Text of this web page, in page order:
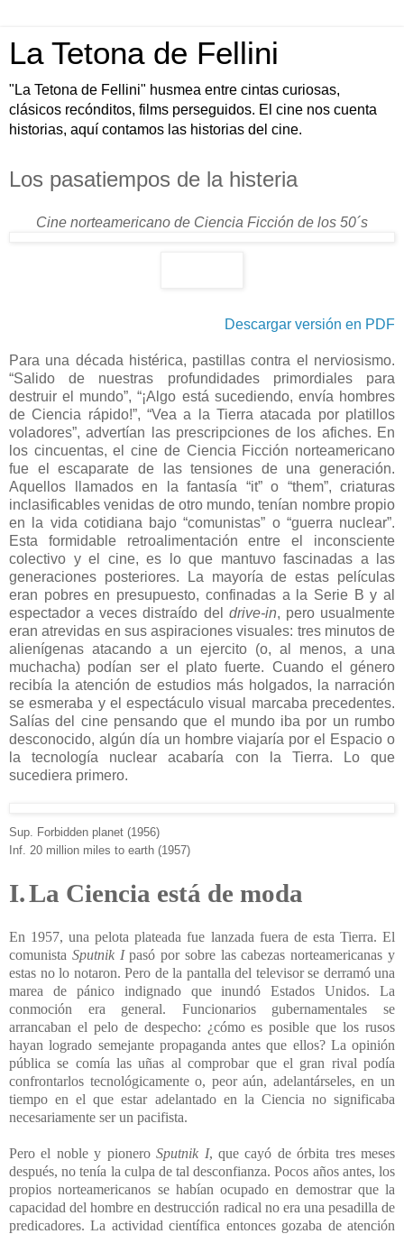
La Tetona de Fellini
"La Tetona de Fellini" husmea entre cintas curiosas,
clásicos recónditos, films perseguidos. El cine nos cuenta
historias, aquí contamos las historias del cine.
Los pasatiempos de la histeria
Cine norteamericano de Ciencia Ficción de los 50´s
Descargar versión en PDF
Para una década histérica, pastillas contra el nerviosismo.
“Salido de nuestras profundidades primordiales para
destruir el mundo”, “¡Algo está sucediendo, envía hombres
de Ciencia rápido!”, “Vea a la Tierra atacada por platillos
voladores”, advertían las prescripciones de los afiches. En
los cincuentas, el cine de Ciencia Ficción norteamericano
fue el escaparate de las tensiones de una generación.
Aquellos llamados en la fantasía “it” o “them”, criaturas
inclasificables venidas de otro mundo, tenían nombre propio
en la vida cotidiana bajo “comunistas” o “guerra nuclear”.
Esta formidable retroalimentación entre el inconsciente
colectivo y el cine, es lo que mantuvo fascinadas a las
generaciones posteriores. La mayoría de estas películas
eran pobres en presupuesto, confinadas a la Serie B y al
espectador a veces distraído del drive-in, pero usualmente
eran atrevidas en sus aspiraciones visuales: tres minutos de
alienígenas atacando a un ejercito (o, al menos, a una
muchacha) podían ser el plato fuerte. Cuando el género
recibía la atención de estudios más holgados, la narración
se esmeraba y el espectáculo visual marcaba precedentes.
Salías del cine pensando que el mundo iba por un rumbo
desconocido, algún día un hombre viajaría por el Espacio o
la tecnología nuclear acabaría con la Tierra. Lo que
sucediera primero.
Sup. Forbidden planet (1956)
Inf. 20 million miles to earth (1957)
I.La Ciencia está de moda
En 1957, una pelota plateada fue lanzada fuera de esta Tierra. El
comunista Sputnik Ipasó por sobre las cabezas norteamericanas y
estas no lo notaron. Pero de la pantalla del televisor se derramó una
marea de pánico indignado que inundó Estados Unidos. La
conmoción era general. Funcionarios gubernamentales se
arrancaban el pelo de despecho: ¿cómo es posible que los rusos
hayan logrado semejante propaganda antes que ellos? La opinión
pública se comía las uñas al comprobar que el gran rival podía
confrontarlos tecnológicamente o, peor aún, adelantárseles, en un
tiempo en el que estar adelantado en la Ciencia no significaba
necesariamente ser un pacifista.
Pero el noble y pioneroSputnik I, que cayó de órbita tres meses
después, no tenía la culpa de tal desconfianza. Pocos años antes, los
propios norteamericanos se habían ocupado en demostrar que la
capacidad del hombre en destrucción radical no era una pesadilla de
predicadores. La actividad científica entonces gozaba de atención